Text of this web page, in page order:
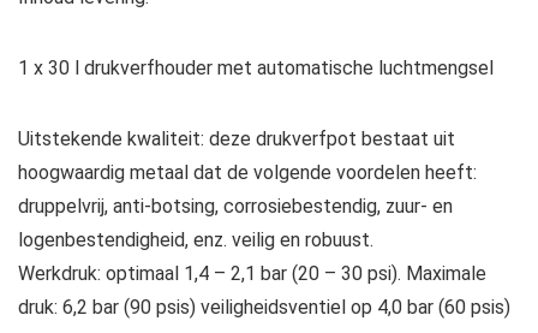
1 x 30 l drukverfhouder met automatische luchtmengsel
Uitstekende kwaliteit: deze drukverfpot bestaat uit
hoogwaardig metaal dat de volgende voordelen heeft:
druppelvrij, anti-botsing, corrosiebestendig, zuur- en
logenbestendigheid, enz. veilig en robuust.
Werkdruk: optimaal 1,4 – 2,1 bar (20 – 30 psi). Maximale
druk: 6,2 bar (90 psis) veiligheidsventiel op 4,0 bar (60 psis)